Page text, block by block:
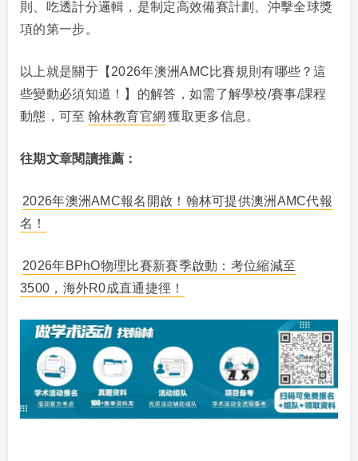
則、吃透計分邏輯，是制定高效備賽計劃、沖擊全球獎
項的第一步。
以上就是關于【2026年澳洲AMC比賽規則有哪些？這
些變動必須知道！】的解答，如需了解學校/賽事/課程
動態，可至 翰林教育官網 獲取更多信息。
往期文章閱讀推薦：
2026年澳洲AMC報名開啟！翰林可提供澳洲AMC代報
名！
2026年BPhO物理比賽新賽季啟動：考位縮減至
3500，海外R0成直通捷徑！